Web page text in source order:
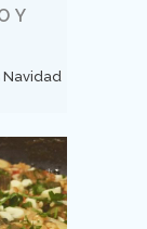
Y
Navidad